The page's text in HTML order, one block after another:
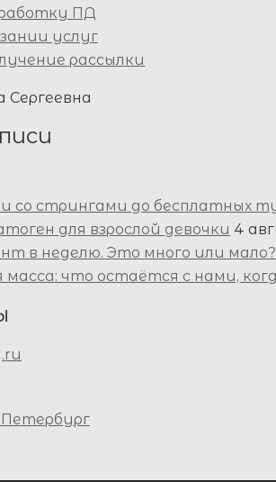
ПД
услуг
рассылки
со стрингами до бесплатных
для взрослой девочки 4
в неделю. Это много или мало?
что остаётся с нами,